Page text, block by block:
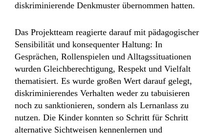
diskriminierende Denkmuster übernommen hatten.
Das Projektteam reagierte darauf mit pädagogischer
Sensibilität und konsequenter Haltung: In
Gesprächen, Rollenspielen und Alltagssituationen
wurden Gleichberechtigung, Respekt und Vielfalt
thematisiert. Es wurde großen Wert darauf gelegt,
diskriminierendes Verhalten weder zu tabuisieren
noch zu sanktionieren, sondern als Lernanlass zu
nutzen. Die Kinder konnten so Schritt für Schritt
alternative Sichtweisen kennenlernen und